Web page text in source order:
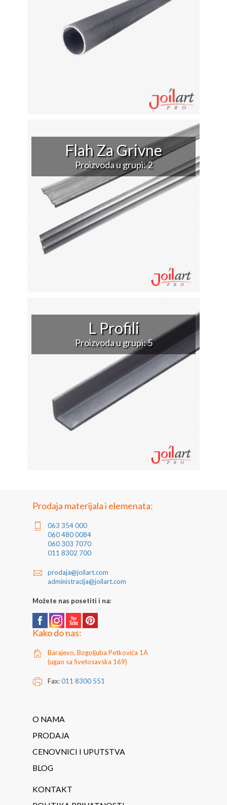
Flah Za Grivne
Proizvoda u grupi: 2
L Profili
Proizvoda u grupi: 5
Prodaja materijala i elemenata:
063 354 000
060 480 0084
060 303 7070
011 8302 700
prodaja@joilart.com
administracija@joilart.com
Možete nas posetiti i na:
Kako do nas:
Barajevo, Bogoljuba Petkovića 1A
(ugao sa Svetosavska 169)
Fax:011 8300 551
O NAMA
PRODAJA
CENOVNICI I UPUTSTVA
BLOG
KONTAKT